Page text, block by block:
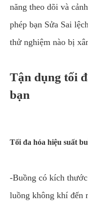
năng theo dõi và
phép bạn Sửa Sai
thử nghiệm nào bị
Tận dụng tối
bạn
Tối đa hóa hiệu suất
-Buồng có kích
luồng không khí đến